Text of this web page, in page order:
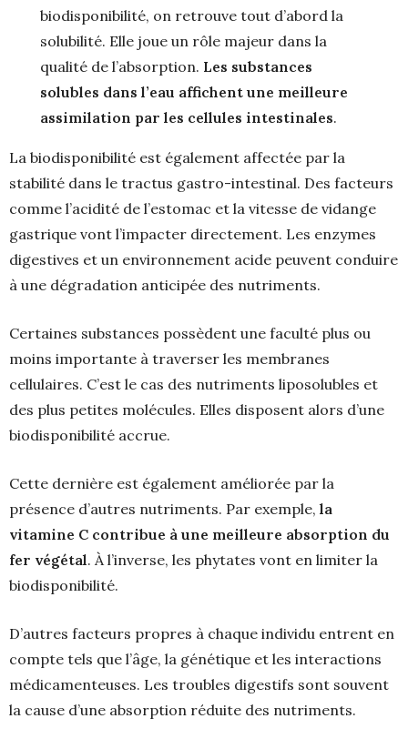
biodisponibilité, on retrouve tout d’abord la
solubilité. Elle joue un rôle majeur dans la
qualité de l’absorption. Les substances
solubles dans l’eau affichent une meilleure
assimilation par les cellules intestinales.
La biodisponibilité est également affectée par la
stabilité dans le tractus gastro-intestinal. Des facteurs
comme l’acidité de l’estomac et la vitesse de vidange
gastrique vont l’impacter directement. Les enzymes
digestives et un environnement acide peuvent conduire
à une dégradation anticipée des nutriments.
Certaines substances possèdent une faculté plus ou
moins importante à traverser les membranes
cellulaires. C’est le cas des nutriments liposolubles et
des plus petites molécules. Elles disposent alors d’une
biodisponibilité accrue.
Cette dernière est également améliorée par la
présence d’autres nutriments. Par exemple, la
vitamine C contribue à une meilleure absorption du
fer végétal. À l’inverse, les phytates vont en limiter la
biodisponibilité.
D’autres facteurs propres à chaque individu entrent en
compte tels que l’âge, la génétique et les interactions
médicamenteuses. Les troubles digestifs sont souvent
la cause d’une absorption réduite des nutriments.